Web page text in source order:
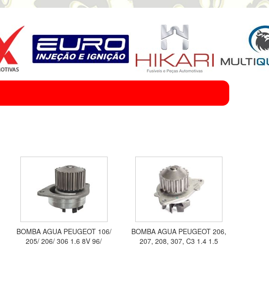
BOMBA AGUA PEUGEOT 106/
205/ 206/ 306 1.6 8V 96/
BOMBA AGUA PEUGEOT 206,
207, 208, 307, C3 1.4 1.5